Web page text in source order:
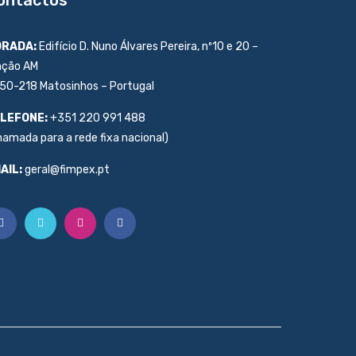
Edifício D. Nuno Álvares Pereira, nº10 e 20 –
AM
218 Matosinhos – Portugal
+351 220 991 488
para a rede fixa nacional)
geral@fimpex.pt